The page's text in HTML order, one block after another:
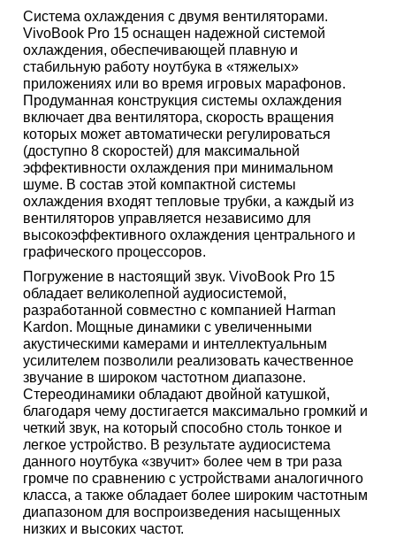
Система охлаждения с двумя вентиляторами.
VivoBook Pro 15 оснащен надежной системой
охлаждения, обеспечивающей плавную и
стабильную работу ноутбука в «тяжелых»
приложениях или во время игровых марафонов.
Продуманная конструкция системы охлаждения
включает два вентилятора, скорость вращения
которых может автоматически регулироваться
(доступно 8 скоростей) для максимальной
эффективности охлаждения при минимальном
шуме. В состав этой компактной системы
охлаждения входят тепловые трубки, а каждый из
вентиляторов управляется независимо для
высокоэффективного охлаждения центрального и
графического процессоров.
Погружение в настоящий звук. VivoBook Pro 15
обладает великолепной аудиосистемой,
разработанной совместно с компанией Harman
Kardon. Мощные динамики с увеличенными
акустическими камерами и интеллектуальным
усилителем позволили реализовать качественное
звучание в широком частотном диапазоне.
Стереодинамики обладают двойной катушкой,
благодаря чему достигается максимально громкий и
четкий звук, на который способно столь тонкое и
легкое устройство. В результате аудиосистема
данного ноутбука «звучит» более чем в три раза
громче по сравнению с устройствами аналогичного
класса, а также обладает более широким частотным
диапазоном для воспроизведения насыщенных
низких и высоких частот.